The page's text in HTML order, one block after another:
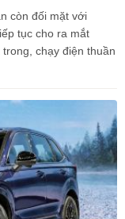
còn đối mặt với
tục cho ra mắt
chạy điện thuần